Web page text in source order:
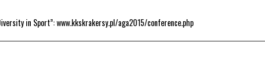
in Sport”: www.kkskrakersy.pl/aga2015/conference.php